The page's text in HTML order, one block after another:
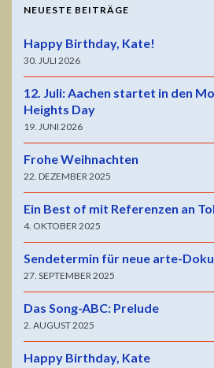
NEUESTE BEITRÄGE
Happy Birthday, Kate!
30. JULI 2026
12. Juli: Aachen startet in den
Heights Day
19. JUNI 2026
Frohe Weihnachten
22. DEZEMBER 2025
Ein Best of mit Referenzen an
4. OKTOBER 2025
Sendetermin für neue arte-
27. SEPTEMBER 2025
Das Song-ABC: Prelude
2. AUGUST 2025
Happy Birthday, Kate